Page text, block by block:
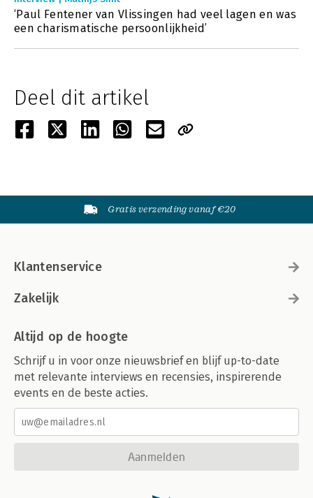
‘Paul Fentener van Vlissingen had veel lagen en was
een charismatische persoonlijkheid’
Deel dit artikel
Gratis verzending vanaf €20
Klantenservice
Zakelijk
Altijd op de hoogte
Schrijf u in voor onze nieuwsbrief en blijf up-to-date
met relevante interviews en recensies, inspirerende
events en de beste acties.
Aanmelden